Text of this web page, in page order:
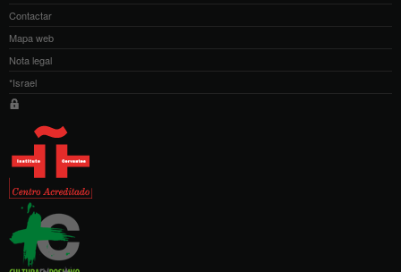
Contactar
Mapa web
Nota legal
*Israel